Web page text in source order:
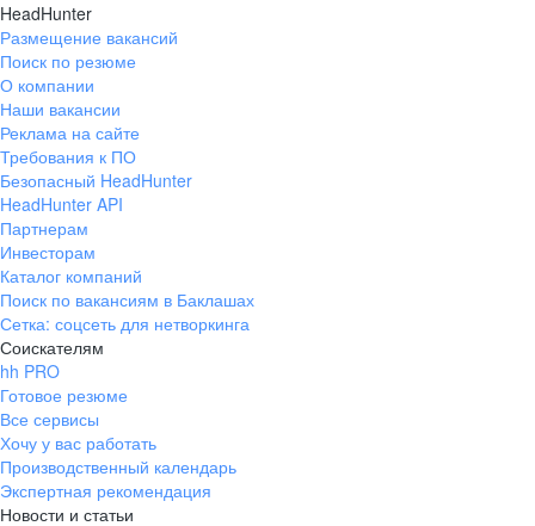
HeadHunter
Размещение вакансий
Поиск по резюме
О компании
Наши вакансии
Реклама на сайте
Требования к ПО
Безопасный HeadHunter
HeadHunter API
Партнерам
Инвесторам
Каталог компаний
Поиск по вакансиям в Баклашах
Сетка: соцсеть для нетворкинга
Соискателям
hh PRO
Готовое резюме
Все сервисы
Хочу у вас работать
Производственный календарь
Экспертная рекомендация
Новости и статьи